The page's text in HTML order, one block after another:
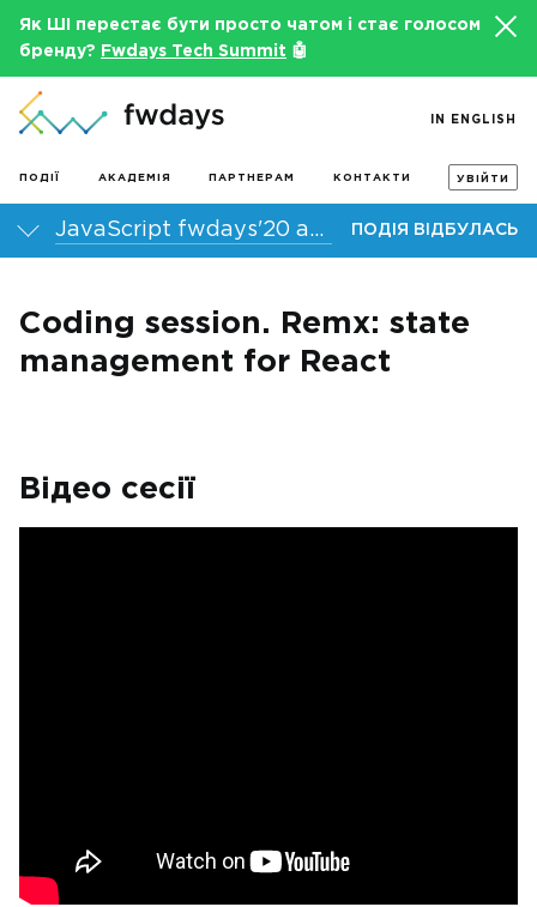
Як ШІ перестає бути просто чатом і стає голосом
бренду?
Fwdays Tech Summit 🤖
ПОДІЇ АКАДЕМІЯ ПАРТНЕРАМ КОНТАКТИ УВІЙТИ
IN ENGLISH
JavaScript fwdays'20 autumn онлайн-конференція ПОДІЯ ВІДБУЛАСЬ
Coding session. Remx: state
management for React
Відео сесії